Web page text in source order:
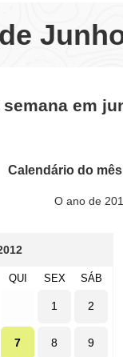
em
Calendário do
O ano de
QUI SEX SÁB
1 2
7 8 9